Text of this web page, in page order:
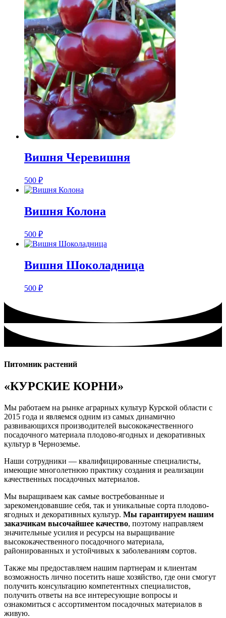
Вишня Черевишня
500 ₽
Вишня Колона
500 ₽
Вишня Шоколадница
500 ₽
Питомник растений
«КУРСКИЕ КОРНИ»
Мы работаем на рынке аграрных культур Курской области с
2015 года и являемся одним из самых динамично
развивающихся производителей высококачественного
посадочного материала плодово-ягодных и декоративных
культур в Черноземье.
Наши сотрудники — квалифицированные специалисты,
имеющие многолетнюю практику создания и реализации
качественных посадочных материалов.
Мы выращиваем как самые востребованные и
зарекомендовавшие себя, так и уникальные сорта плодово-
ягодных и декоративных культур. Мы гарантируем нашим
заказчикам высочайшее качество, поэтому направляем
значительные усилия и ресурсы на выращивание
высококачественного посадочного материала,
районированных и устойчивых к заболеваниям сортов.
Также мы предоставляем нашим партнерам и клиентам
возможность лично посетить наше хозяйство, где они смогут
получить консультацию компетентных специалистов,
получить ответы на все интересующие вопросы и
ознакомиться с ассортиментом посадочных материалов в
живую.